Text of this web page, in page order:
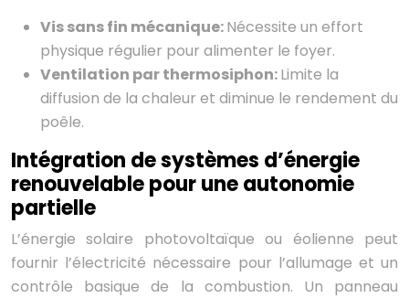
Vis sans fin mécanique:Nécessite un effort
physique régulier pour alimenter le foyer.
Ventilation par thermosiphon:Limite la
diffusion de la chaleur et diminue le rendement du
poêle.
Intégration de systèmes d’énergie
renouvelable pour une autonomie
partielle
L’énergie solaire photovoltaïque ou éolienne peut
fournir l’électricité nécessaire pour l’allumage et un
contrôle basique de la combustion. Un panneau